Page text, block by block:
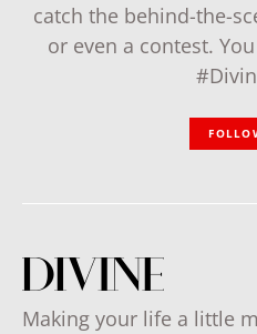
catch the behind-the-
or even a contest.
Making your life a little